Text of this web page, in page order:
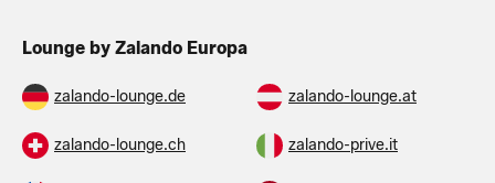
Lounge by Zalando Europa
zalando-lounge.de zalando-lounge.at
zalando-lounge.ch zalando-prive.it